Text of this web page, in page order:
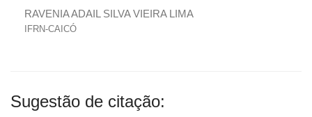
RAVENIA ADAIL SILVA VIEIRA LIMA
IFRN-CAICÓ
Sugestão de citação: